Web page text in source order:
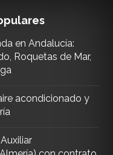
en Andalucía:
Roquetas de Mar,
acondicionado y